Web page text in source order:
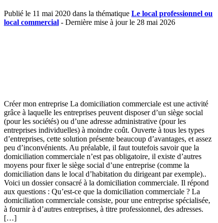
Publié le 11 mai 2020 dans la thématique Le local professionnel ou
local commercial - Dernière mise à jour le 28 mai 2026
Créer mon entreprise La domiciliation commerciale est une activité
grâce à laquelle les entreprises peuvent disposer d’un siège social
(pour les sociétés) ou d’une adresse administrative (pour les
entreprises individuelles) à moindre coût. Ouverte à tous les types
d’entreprises, cette solution présente beaucoup d’avantages, et assez
peu d’inconvénients. Au préalable, il faut toutefois savoir que la
domiciliation commerciale n’est pas obligatoire, il existe d’autres
moyens pour fixer le siège social d’une entreprise (comme la
domiciliation dans le local d’habitation du dirigeant par exemple)..
Voici un dossier consacré à la domiciliation commerciale. Il répond
aux questions : Qu’est-ce que la domiciliation commerciale ? La
domiciliation commerciale consiste, pour une entreprise spécialisée,
à fournir à d’autres entreprises, à titre professionnel, des adresses.
[…]